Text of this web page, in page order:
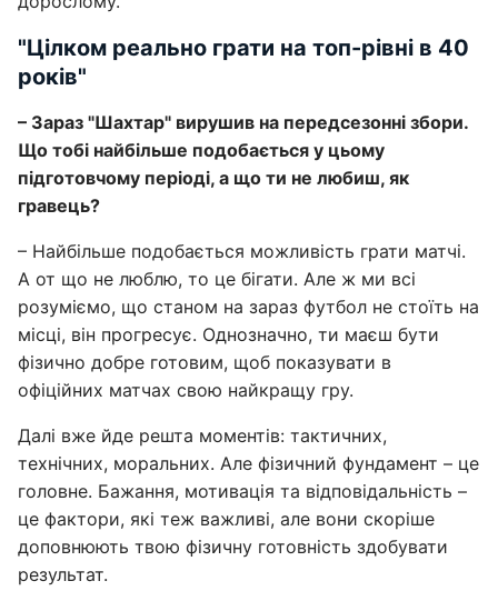
"Цілком реально грати на топ-рівні в 40
років"
– Зараз "Шахтар" вирушив на передсезонні збори.
Що тобі найбільше подобається у цьому
підготовчому періоді, а що ти не любиш, як
гравець?
– Найбільше подобається можливість грати матчі.
А от що не люблю, то це бігати. Але ж ми всі
розуміємо, що станом на зараз футбол не стоїть на
місці, він прогресує. Однозначно, ти маєш бути
фізично добре готовим, щоб показувати в
офіційних матчах свою найкращу гру.
Далі вже йде решта моментів: тактичних,
технічних, моральних. Але фізичний фундамент – це
головне. Бажання, мотивація та відповідальність –
це фактори, які теж важливі, але вони скоріше
доповнюють твою фізичну готовність здобувати
результат.